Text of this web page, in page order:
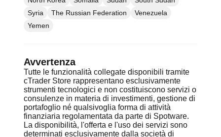
Syria
The Russian Federation
Venezuela
Yemen
Avvertenza
Tutte le funzionalità collegate disponibili tramite
cTrader Store rappresentano esclusivamente
strumenti tecnologici e non costituiscono servizi o
consulenze in materia di investimenti, gestione di
portafoglio né qualsivoglia forma di attività
finanziaria regolamentata da parte di Spotware.
La disponibilità, l'offerta e l'uso dei servizi sono
determinati esclusivamente dalla società di